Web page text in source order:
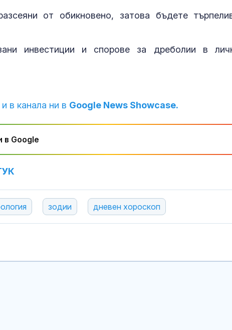
от обикновено, затова бъдете
инвестиции и спорове за дреболии в
в канала ни в Google News Showcase.
в Google
зодии дневен хороскоп